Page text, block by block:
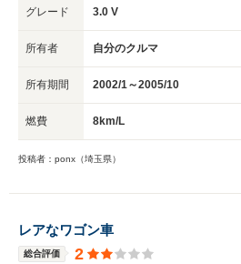
グレード 3.0 V
所有者 自分のクルマ
所有期間 2002/1～2005/10
燃費 8km/L
投稿者：ponx（埼玉県）
レアなワゴン車
総合評価 2